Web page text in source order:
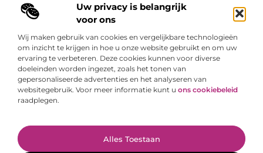
Uw privacy is belangrijk
voor ons
Wij maken gebruik van cookies en vergelijkbare technologieën
om inzicht te krijgen in hoe u onze website gebruikt en om uw
ervaring te verbeteren. Deze cookies kunnen voor diverse
doeleinden worden ingezet, zoals het tonen van
gepersonaliseerde advertenties en het analyseren van
websitegebruik. Voor meer informatie kunt u ons cookiebeleid
raadplegen.
Alles Toestaan Ga Naar
De plek om jouw verhaal te delen, gratis en eenvoudig.
Verken een rijke verzameling blogs en artikelen die alles uit het
dagelijks leven behandelen, van persoonlijke verhalen tot
praktische tips.
Onze informatie